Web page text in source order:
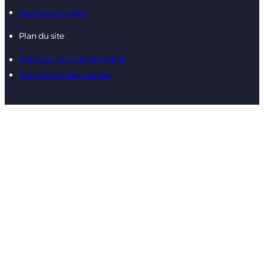
Mentions légales
Plan du site
Politique de confidentialité
Paramètres des cookies